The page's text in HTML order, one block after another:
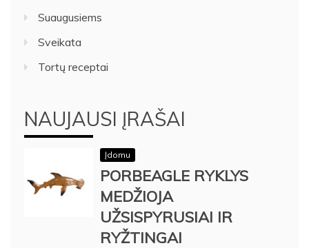
Suaugusiems
Sveikata
Tortų receptai
NAUJAUSI ĮRAŠAI
Įdomu
PORBEAGLE RYKLYS
MEDŽIOJA
UŽSISPYRUSIAI IR
RYŽTINGAI